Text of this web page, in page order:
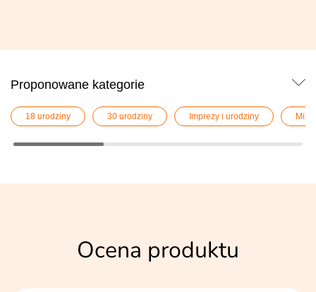
Proponowane kategorie
18 urodziny 30 urodziny Imprezy i urodziny Mix
Ocena produktu